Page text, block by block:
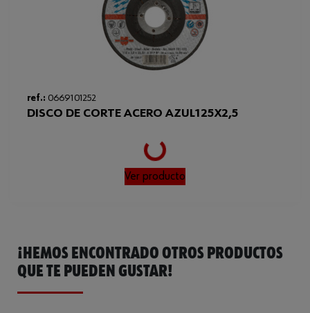
ref.: 0669101252
DISCO DE CORTE ACERO AZUL125X2,5
Loading...
Ver producto
¡HEMOS ENCONTRADO OTROS PRODUCTOS
QUE TE PUEDEN GUSTAR!